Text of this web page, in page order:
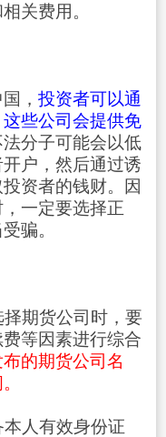
关费用。
， 投资者可以通
些公司会提供免
分子可能会以低
户，然后通过诱
资者的钱财。因
，一定要选择正
骗。
期货公司时，要
等因素进行综合
的期货公司名
人有效身份证